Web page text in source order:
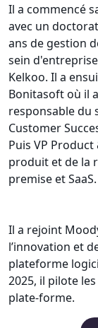
Il a commencé
avec un
ans de gestion
sein
Kelkoo. Il a
Bonitasoft où il
responsable du
Customer
Puis VP
produit et de la
premise et SaaS.
Il a rejoint
l’innovation et
plateforme
2025, il pilote
plate-forme.